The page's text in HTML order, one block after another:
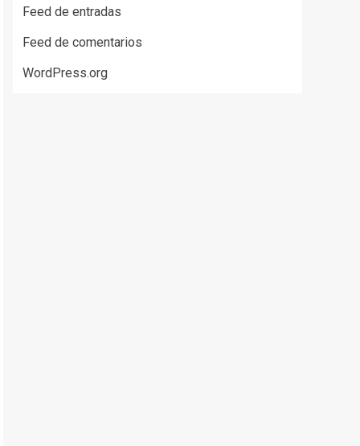
Feed de entradas
Feed de comentarios
WordPress.org